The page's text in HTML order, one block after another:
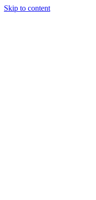
Skip to content